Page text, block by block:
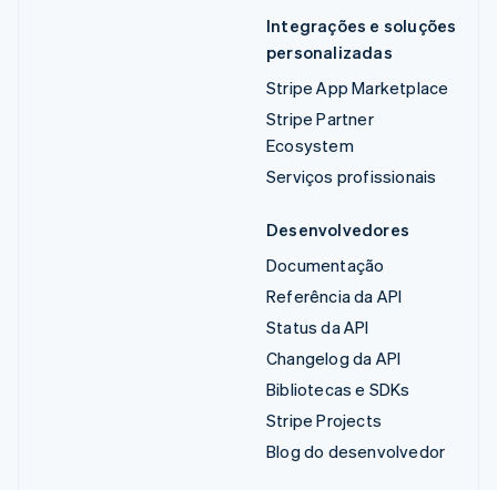
Integrações e soluções
personalizadas
Stripe App Marketplace
Stripe Partner
Ecosystem
Serviços profissionais
Desenvolvedores
Documentação
Referência da API
Status da API
Changelog da API
Bibliotecas e SDKs
Stripe Projects
Blog do desenvolvedor